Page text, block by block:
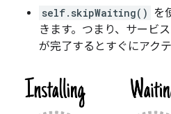
self.skipWaiting() を
きます。つまり、サービ
が完了するとすぐにアクテ